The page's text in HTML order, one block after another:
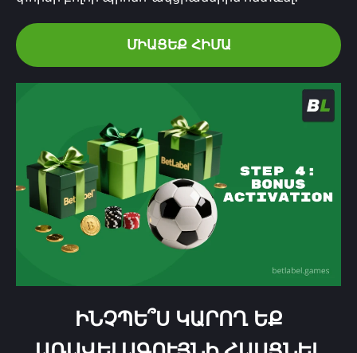
ՄԻԱՑԵՔ ՀԻՄԱ
ԻՆՉՊԵ՞Ս ԿԱՐՈՂ ԵՔ